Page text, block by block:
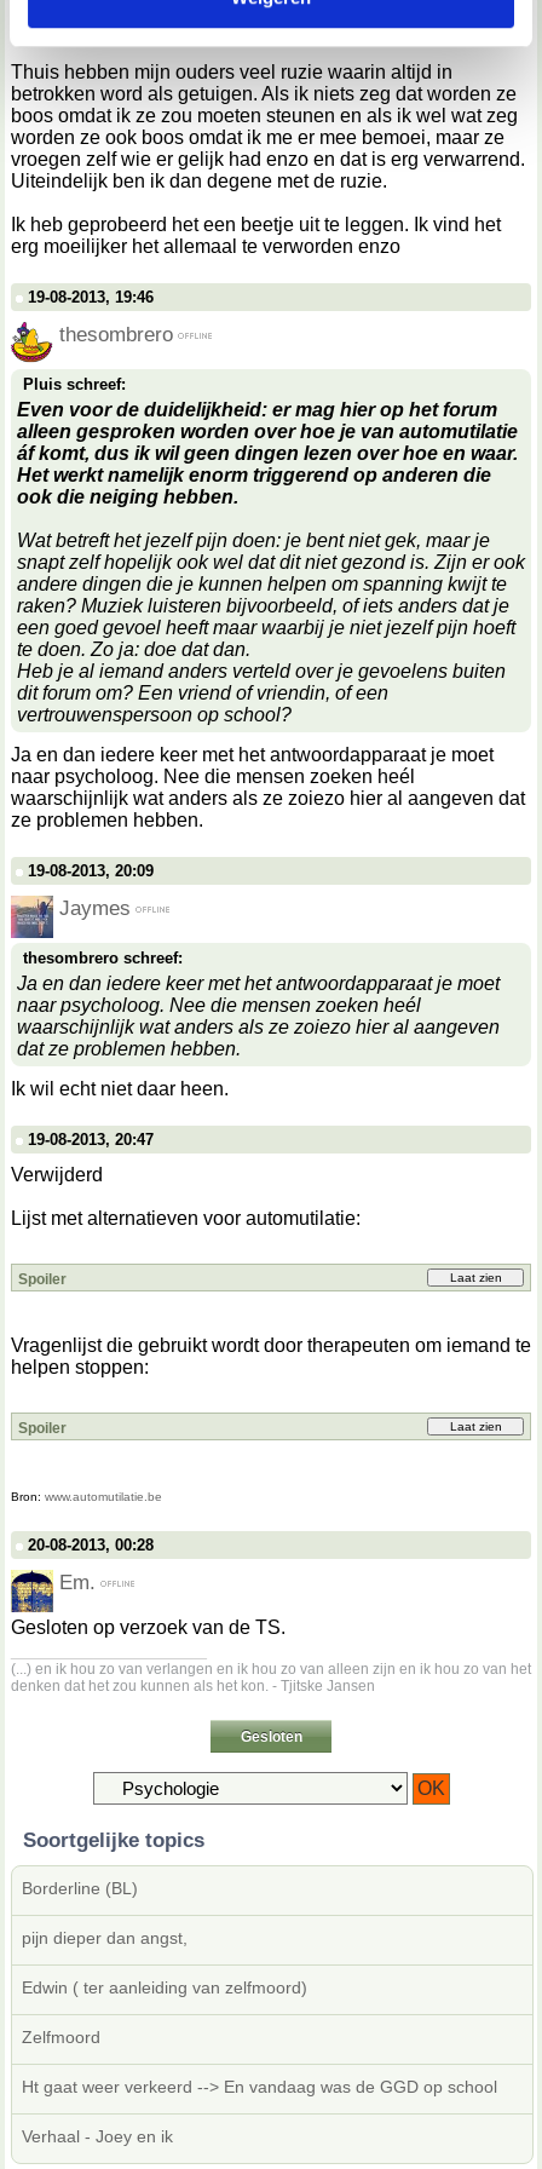
kunnen ontvangen en verwerken.
dat de kinderen uit mijn klas spullen van me stelen en me
steeds uitdagen om te vechten.
Thuis hebben mijn ouders veel ruzie waarin altijd in
betrokken word als getuigen. Als ik niets zeg dat worden ze
boos omdat ik ze zou moeten steunen en als ik wel wat zeg
worden ze ook boos omdat ik me er mee bemoei, maar ze
vroegen zelf wie er gelijk had enzo en dat is erg verwarrend.
Uiteindelijk ben ik dan degene met de ruzie.
Ik heb geprobeerd het een beetje uit te leggen. Ik vind het
erg moeilijker het allemaal te verworden enzo
19-08-2013, 19:46
thesombrero
Pluis schreef:
Even voor de duidelijkheid: er mag hier op het forum
alleen gesproken worden over hoe je van automutilatie
f komt, dus ik wil geen dingen lezen over hoe en waar.
Het werkt namelijk enorm triggerend op anderen die
ook die neiging hebben.
Wat betreft het jezelf pijn doen: je bent niet gek, maar je
snapt zelf hopelijk ook wel dat dit niet gezond is. Zijn er ook
andere dingen die je kunnen helpen om spanning kwijt te
raken? Muziek luisteren bijvoorbeeld, of iets anders dat je
een goed gevoel heeft maar waarbij je niet jezelf pijn hoeft
te doen. Zo ja: doe dat dan.
Heb je al iemand anders verteld over je gevoelens buiten
dit forum om? Een vriend of vriendin, of een
vertrouwenspersoon op school?
Ja en dan iedere keer met het antwoordapparaat je moet
naar psycholoog. Nee die mensen zoeken heél
waarschijnlijk wat anders als ze zoiezo hier al aangeven dat
ze problemen hebben.
19-08-2013, 20:09
Jaymes
thesombrero schreef:
Ja en dan iedere keer met het antwoordapparaat je moet
naar psycholoog. Nee die mensen zoeken heél
waarschijnlijk wat anders als ze zoiezo hier al aangeven
dat ze problemen hebben.
Ik wil echt niet daar heen.
19-08-2013, 20:47
Verwijderd
Lijst met alternatieven voor automutilatie:
Spoiler
Vragenlijst die gebruikt wordt door therapeuten om iemand te
helpen stoppen:
Spoiler
Bron: www.automutilatie.be
20-08-2013, 00:28
Em.
Gesloten op verzoek van de TS.
(...) en ik hou zo van verlangen en ik hou zo van alleen zijn en ik hou zo van het
denken dat het zou kunnen als het kon. - Tjitske Jansen
Gesloten
Soortgelijke topics
Borderline (BL)
pijn dieper dan angst,
Edwin ( ter aanleiding van zelfmoord)
Zelfmoord
Ht gaat weer verkeerd --> En vandaag was de GGD op school
Verhaal - Joey en ik